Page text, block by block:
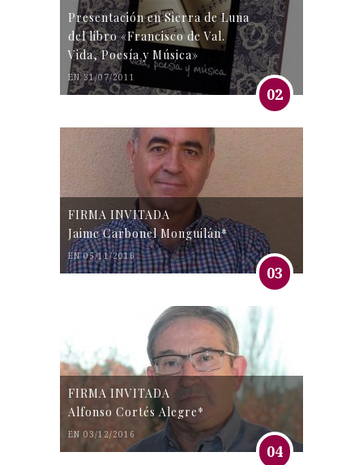
Presentación en Sierra de Luna
del libro «Francisco de Val.
Vida, Poesía y Música»
EN 31/07/2011
02
FIRMA INVITADA
Jaime Carbonel Monguilán*
EN 05/11/2016
03
FIRMA INVITADA
Alfonso Cortés Alegre*
EN 03/12/2016
04